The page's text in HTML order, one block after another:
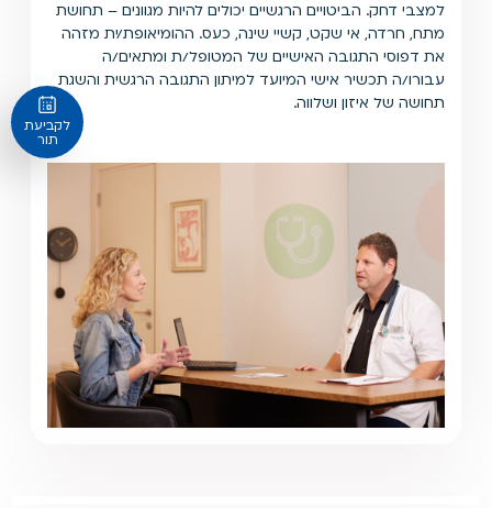
לקביעת
תור
למצבי דחק. הביטויים הרגשיים יכולים להיות מגוונים – תחושת
מתח, חרדה, אי שקט, קשיי שינה, כעס. ההומיאופת/ית מזהה
את דפוסי התגובה האישיים של המטופל/ת ומתאים/ה
עבורו/ה תכשיר אישי המיועד למיתון התגובה הרגשית והשגת
תחושה של איזון ושלווה.